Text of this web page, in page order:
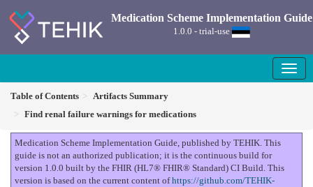
Medication Scheme Implementation Guide
1.0.0 - trial-use
Table of Contents
Artifacts Summary
Find renal failure warnings for medications
Medication Scheme Implementation Guide, published by TEHIK. This
guide is not an authorized publication; it is the continuous build for
version 1.0.0 built by the FHIR (HL7® FHIR® Standard) CI Build. This
version is based on the current content ofhttps://github.com/TEHIK-